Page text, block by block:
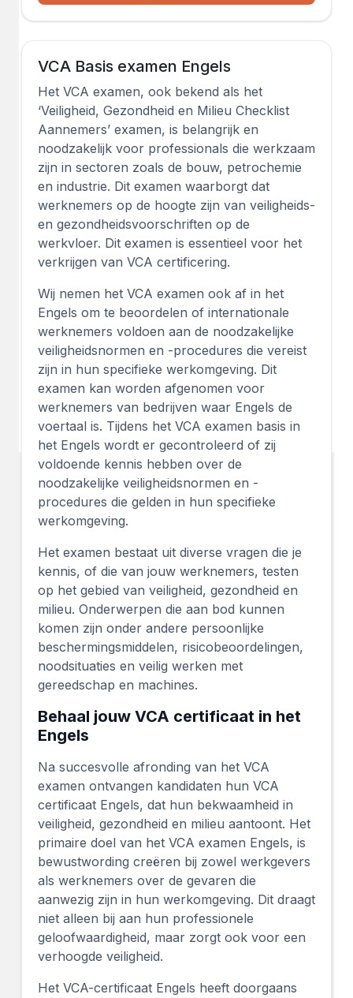
VCA Basis examen Engels
Het VCA examen, ook bekend als het
‘Veiligheid, Gezondheid en Milieu Checklist
Aannemers’ examen, is belangrijk en
noodzakelijk voor professionals die werkzaam
zijn in sectoren zoals de bouw, petrochemie
en industrie. Dit examen waarborgt dat
werknemers op de hoogte zijn van veiligheids-
en gezondheidsvoorschriften op de
werkvloer. Dit examen is essentieel voor het
verkrijgen van VCA certificering.
Wij nemen het VCA examen ook af in het
Engels om te beoordelen of internationale
werknemers voldoen aan de noodzakelijke
veiligheidsnormen en -procedures die vereist
zijn in hun specifieke werkomgeving. Dit
examen kan worden afgenomen voor
werknemers van bedrijven waar Engels de
voertaal is. Tijdens het VCA examen basis in
het Engels wordt er gecontroleerd of zij
voldoende kennis hebben over de
noodzakelijke veiligheidsnormen en -
procedures die gelden in hun specifieke
werkomgeving.
Het examen bestaat uit diverse vragen die je
kennis, of die van jouw werknemers, testen
op het gebied van veiligheid, gezondheid en
milieu. Onderwerpen die aan bod kunnen
komen zijn onder andere persoonlijke
beschermingsmiddelen, risicobeoordelingen,
noodsituaties en veilig werken met
gereedschap en machines.
Behaal jouw VCA certificaat in het
Engels
Na succesvolle afronding van het VCA
examen ontvangen kandidaten hun VCA
certificaat Engels, dat hun bekwaamheid in
veiligheid, gezondheid en milieu aantoont. Het
primaire doel van het VCA examen Engels, is
bewustwording creëren bij zowel werkgevers
als werknemers over de gevaren die
aanwezig zijn in hun werkomgeving. Dit draagt
niet alleen bij aan hun professionele
geloofwaardigheid, maar zorgt ook voor een
verhoogde veiligheid.
Het VCA-certificaat Engels heeft doorgaans